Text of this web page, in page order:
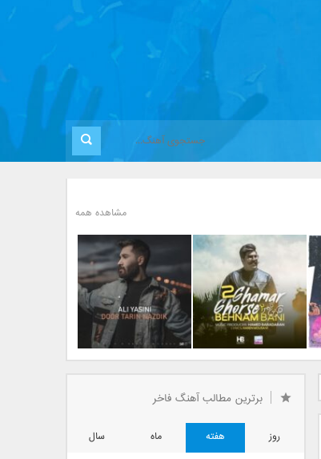
مشاهده همه
بانی بنام قرص قمر 2
یاسینی بنام دورترین نزدیک
برترین مطالب آهنگ فاخر
روز هفته ماه
سال